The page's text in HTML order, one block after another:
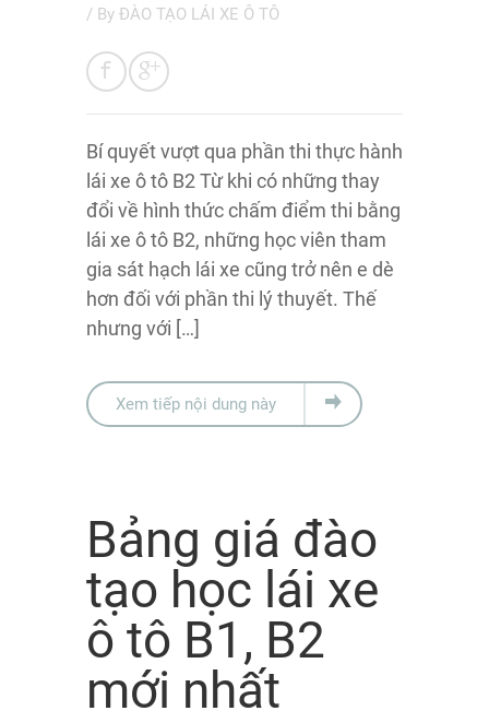
/ By ĐÀO TẠO LÁI XE Ô TÔ
Bí quyết vượt qua phần thi thực hành
lái xe ô tô B2 Từ khi có những thay
đổi về hình thức chấm điểm thi bằng
lái xe ô tô B2, những học viên tham
gia sát hạch lái xe cũng trở nên e dè
hơn đối với phần thi lý thuyết. Thế
nhưng với […]
Xem tiếp nội dung này
Bảng giá đào
tạo học lái xe
ô tô B1, B2
mới nhất